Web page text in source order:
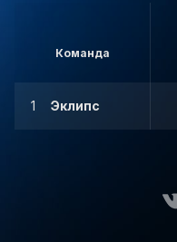
Команда
1 Эклипс